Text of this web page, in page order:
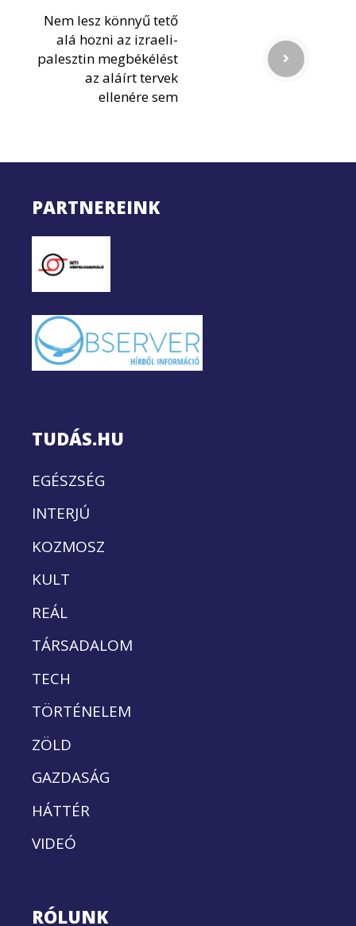
Nem lesz könnyű tető
alá hozni az izraeli-
palesztin megbékélést
az aláírt tervek
ellenére sem
PARTNEREINK
TUDÁS.HU
EGÉSZSÉG
INTERJÚ
KOZMOSZ
KULT
REÁL
TÁRSADALOM
TECH
TÖRTÉNELEM
ZÖLD
GAZDASÁG
HÁTTÉR
VIDEÓ
RÓLUNK